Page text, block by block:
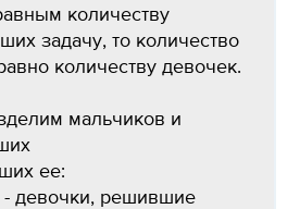
количеству
задачу, то количество
количеству девочек.
мальчиков и
ее:
решившие